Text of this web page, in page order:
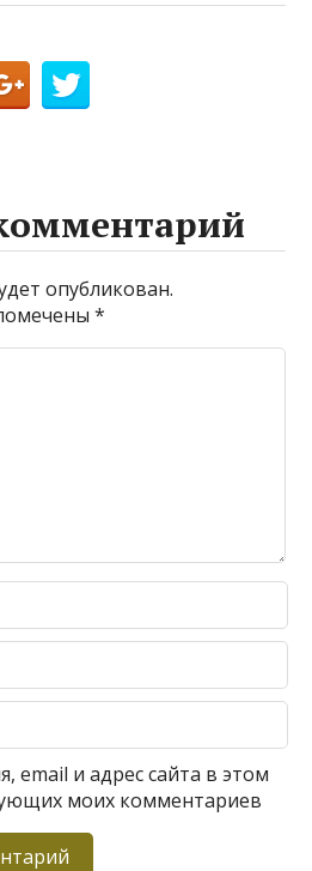
опубликован.
*
email и адрес сайта в этом
моих комментариев